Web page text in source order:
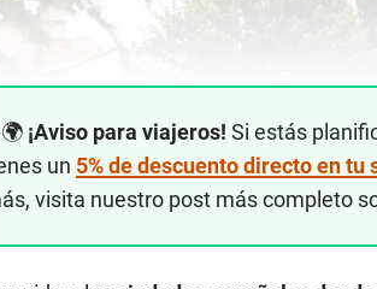
¡Aviso para viajeros! Si estás
un 5% de descuento directo en
visita nuestro post más completo